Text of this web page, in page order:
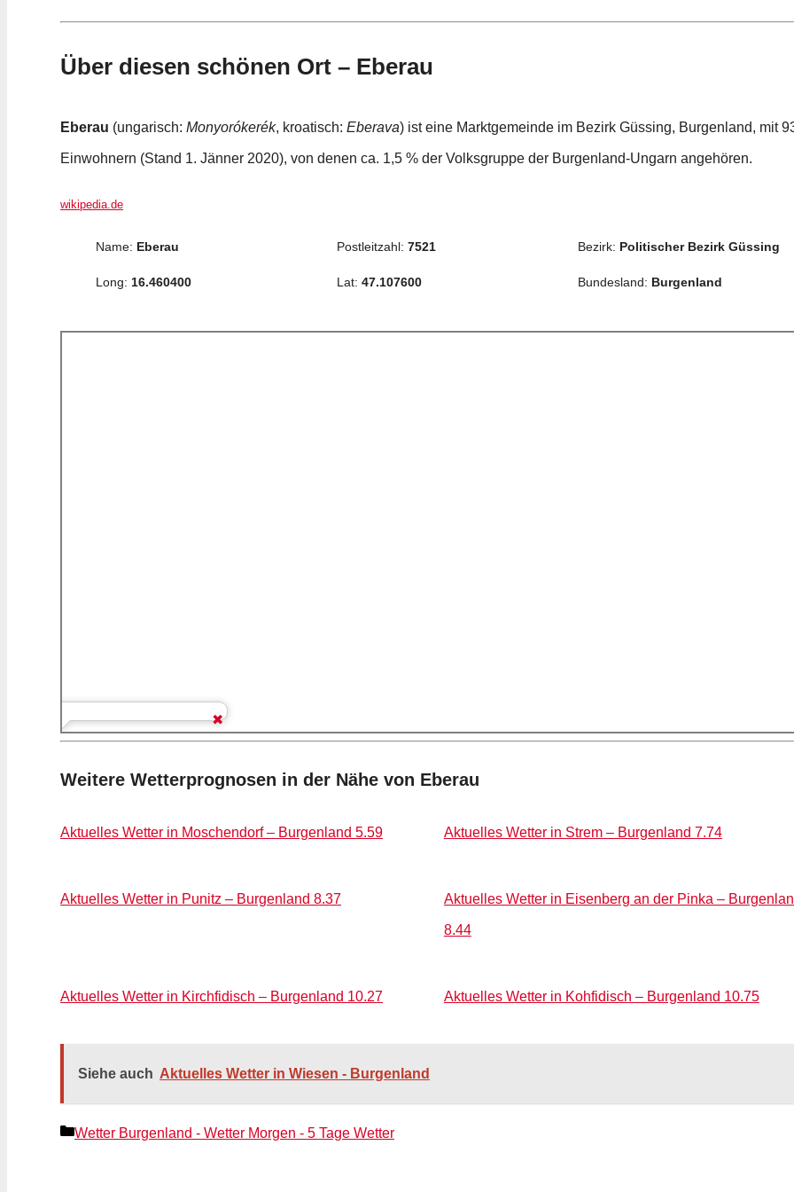
Über diesen schönen Ort – Eberau
Eberau (ungarisch: Monyorókerék, kroatisch: Eberava) ist eine Marktgemeinde im Bezirk Güssing, Burgenland, mit
Einwohnern (Stand 1. Jänner 2020), von denen ca. 1,5 % der Volksgruppe der Burgenland-Ungarn angehören.
wikipedia.de
Name: Eberau Postleitzahl: 7521 Bezirk: Politischer Bezirk Güssing
Long: 16.460400 Lat: 47.107600 Bundesland: Burgenland
Weitere Wetterprognosen in der Nähe von Eberau
Aktuelles Wetter in Moschendorf – Burgenland 5.59 Aktuelles Wetter in Strem – Burgenland 7.74
Aktuelles Wetter in Punitz – Burgenland 8.37 Aktuelles Wetter in Eisenberg an der Pinka –
8.44
Aktuelles Wetter in Kirchfidisch – Burgenland 10.27 Aktuelles Wetter in Kohfidisch – Burgenland 10.75
Siehe auch Aktuelles Wetter in Wiesen - Burgenland
Kategorien
Wetter Burgenland - Wetter Morgen - 5 Tage Wetter